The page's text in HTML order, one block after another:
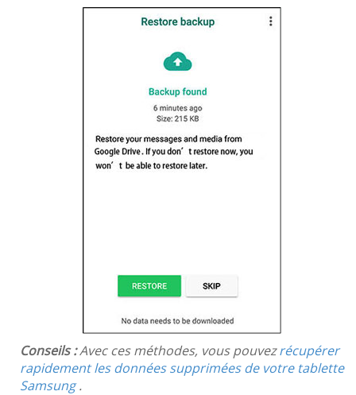
Conseils :Avec ces méthodes, vous pouvezrécupérer
rapidement les données supprimées de votre tablette
Samsung.